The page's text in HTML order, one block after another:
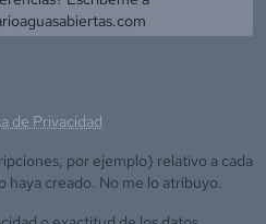
de Privacidad
por ejemplo) relativo a cada
creado. No me lo atribuyo.